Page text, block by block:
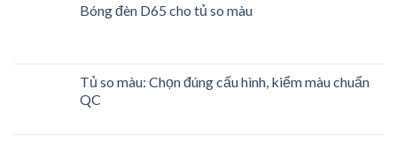
Bóng đèn D65 cho tủ so màu
Tủ so màu: Chọn đúng cấu hình, kiểm màu chuẩn
QC